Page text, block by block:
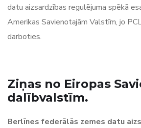
datu aizsardzības regulējuma spēkā
Amerikas Savienotajām Valstīm, jo
darboties.
Ziņas no Eiropas
dalībvalstīm.
Berlīnes federālās zemes datu